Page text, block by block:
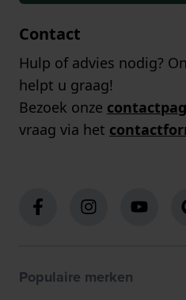
Contact
Hulp of advies nodig?
helpt u graag!
Bezoek onze
vraag via het
Populaire merken